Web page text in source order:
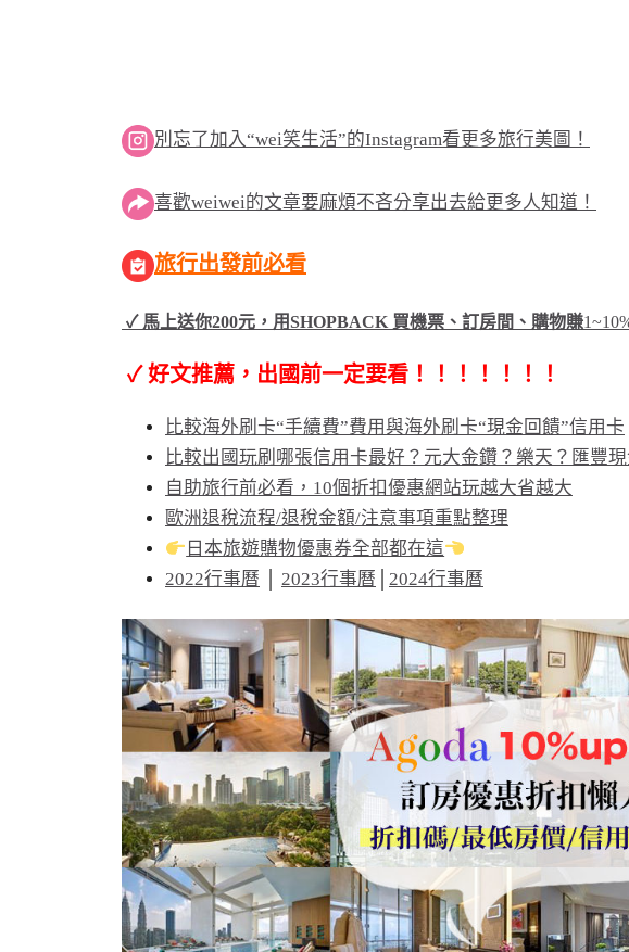
別忘了加入“wei笑生活”的Instagram看更多旅行美圖！
喜歡weiwei的文章要麻煩不吝分享出去給更多人知道！
旅行出發前必看
✓ 馬上送你200元，用SHOPBACK 買機票、訂房間、購物賺
✓ 好文推薦，出國前一定要看！！！！！！！
比較海外刷卡“手續費”費用與海外刷卡“現金回饋”信用卡
比較出國玩刷哪張信用卡最好？元大金鑽？樂天？匯豐現
自助旅行前必看，10個折扣優惠網站玩越大省越大
歐洲退稅流程/退稅金額/注意事項重點整理
日本旅遊購物優惠券全部都在這
2022行事曆
2023行事曆 2024行事曆